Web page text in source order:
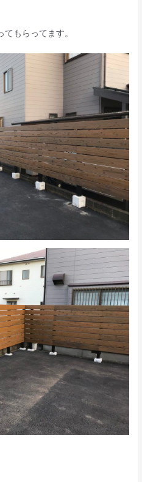
もらってます。